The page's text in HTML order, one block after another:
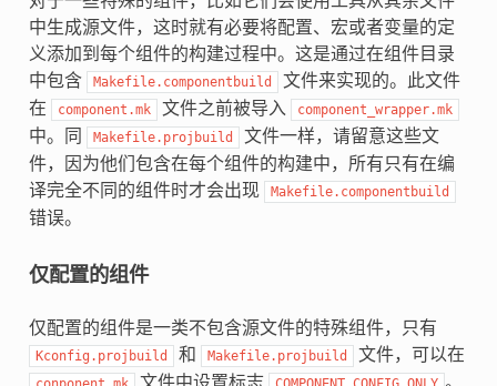
中生成源文件，这时就有必要将配置、宏或者变量的定
义添加到每个组件的构建过程中。这是通过在组件目录
中包含
Makefile.componentbuild
文件来实现的。此文件
在
component.mk 文件之前被导入 component_wrapper.mk
中。同 Makefile.projbuild
文件一样，请留意这些文
件，因为他们包含在每个组件的构建中，所有只有在编
译完全不同的组件时才会出现
Makefile.componentbuild
错误。
仅配置的组件
仅配置的组件是一类不包含源文件的特殊组件，只有
Kconfig.projbuild 和 Makefile.projbuild 文件，可以在